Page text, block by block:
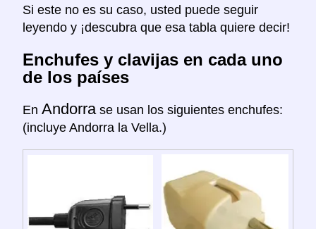
Si este no es su caso, usted puede seguir
leyendo y ¡descubra que esa tabla quiere decir!
Enchufes y clavijas en cada uno
de los países
En Andorra se usan los siguientes enchufes:
(incluye Andorra la Vella.)